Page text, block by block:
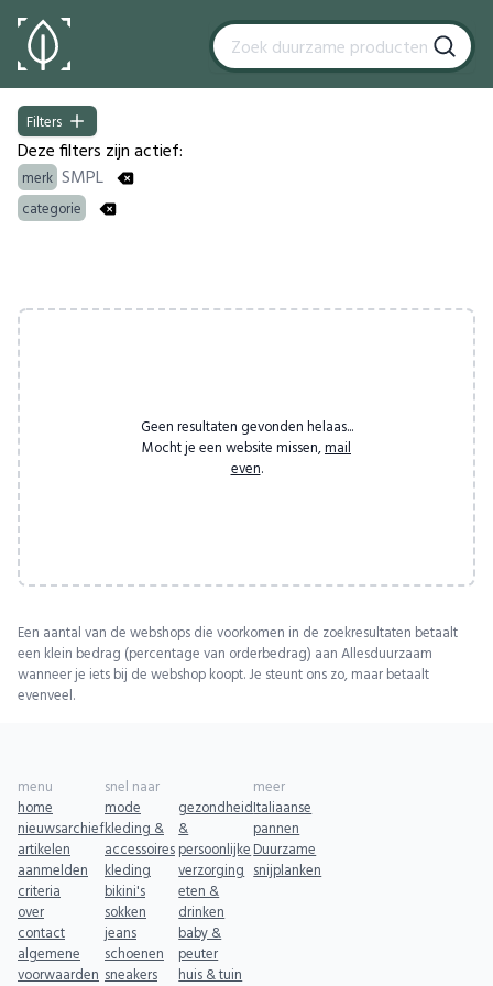
Filters
Filters
Deze filters zijn actief:
merk SMPL
categorie
Geen resultaten gevonden helaas...
Mocht je een website missen, mail
even.
Een aantal van de webshops die voorkomen in de zoekresultaten betaalt
een klein bedrag (percentage van orderbedrag) aan Allesduurzaam
wanneer je iets bij de webshop koopt. Je steunt ons zo, maar betaalt
evenveel.
menu
home
nieuwsarchief
artikelen
aanmelden
criteria
over
contact
algemene
voorwaarden
snel naar
mode
kleding &
accessoires
kleding
bikini's
sokken
jeans
schoenen
sneakers
gezondheid
&
persoonlijke
verzorging
eten &
drinken
baby &
peuter
huis & tuin
meer
Italiaanse
pannen
Duurzame
snijplanken